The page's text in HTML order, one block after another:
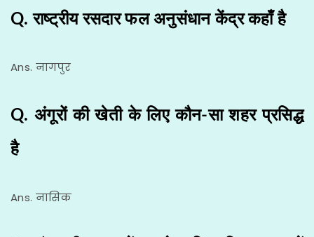
Q. राष्ट्रीय रसदार फल अनुसंधान केंद्र कहाँ है
Ans. नागपुर
Q. अंगूरों की खेती के लिए कौन-सा शहर प्रसिद्ध
है
Ans. नासिक